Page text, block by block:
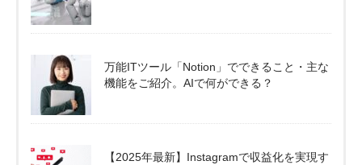
万能ITツール「Notion」でできること・主な
機能をご紹介。AIで何ができる？
【2025年最新】Instagramで収益化を実現す